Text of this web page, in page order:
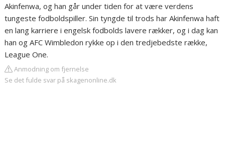
Akinfenwa, og han går under tiden for at være verdens
tungeste fodboldspiller. Sin tyngde til trods har Akinfenwa haft
en lang karriere i engelsk fodbolds lavere rækker, og i dag kan
han og AFC Wimbledon rykke op i den tredjebedste række,
League One.
Anmodning om fjernelse
Se det fulde svar på skagenonline.dk